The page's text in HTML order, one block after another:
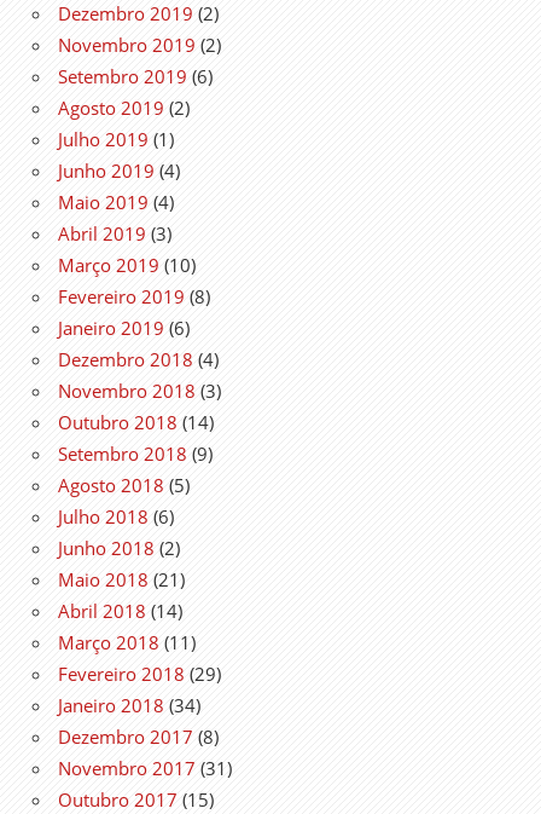
Dezembro 2019 (2)
Novembro 2019 (2)
Setembro 2019 (6)
Agosto 2019 (2)
Julho 2019 (1)
Junho 2019 (4)
Maio 2019 (4)
Abril 2019 (3)
Março 2019 (10)
Fevereiro 2019 (8)
Janeiro 2019 (6)
Dezembro 2018 (4)
Novembro 2018 (3)
Outubro 2018 (14)
Setembro 2018 (9)
Agosto 2018 (5)
Julho 2018 (6)
Junho 2018 (2)
Maio 2018 (21)
Abril 2018 (14)
Março 2018 (11)
Fevereiro 2018 (29)
Janeiro 2018 (34)
Dezembro 2017 (8)
Novembro 2017 (31)
Outubro 2017 (15)